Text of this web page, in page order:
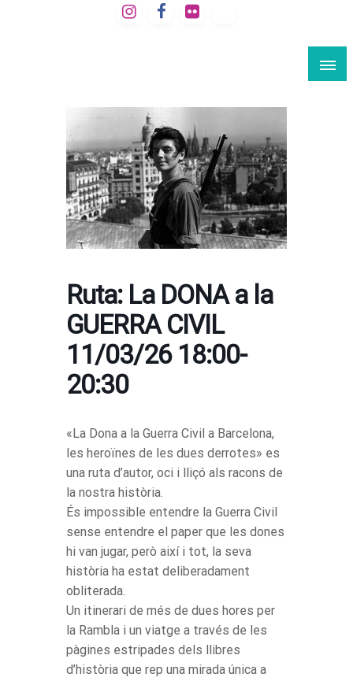
Ruta: La DONA a la
GUERRA CIVIL
11/03/26 18:00-
20:30
«La Dona a la Guerra Civil a Barcelona,
les heroïnes de les dues derrotes» es
una ruta d’autor, oci i lliçó als racons de
la nostra història.
És impossible entendre la Guerra Civil
sense entendre el paper que les dones
hi van jugar, però així i tot, la seva
història ha estat deliberadament
obliterada.
Un itinerari de més de dues hores per
la Rambla i un viatge a través de les
pàgines estripades dels llibres
d’història que rep una mirada única a